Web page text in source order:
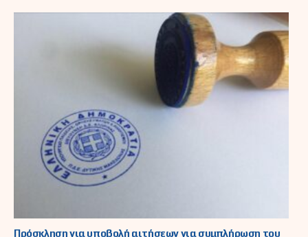
Πρόσκληση για υποβολή αιτήσεων για συμπλήρωση του